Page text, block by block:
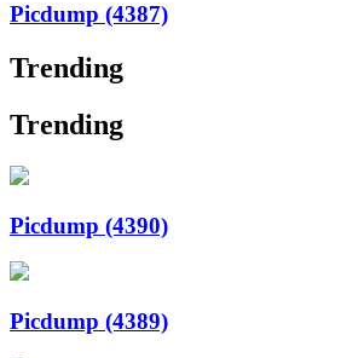
Picdump (4387)
Trending
Trending
Picdump (4390)
Picdump (4389)